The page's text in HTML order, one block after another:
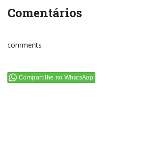
Comentários
comments
Compartilhe no WhatsApp